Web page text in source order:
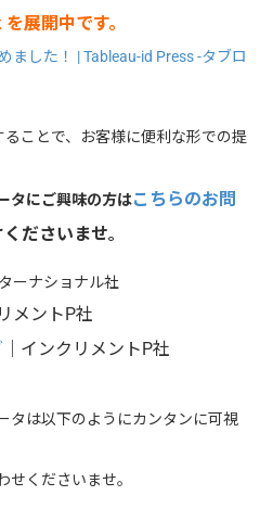
展開中です。
ました！ | Tableau-id Press -タブロ
ことで、お客様に便利な形での提
タにご興味の方はこちらのお問
ださいませ。
ーナショナル社
メントP社
｜インクリメントP社
タは以下のようにカンタンに可視
せくださいませ。